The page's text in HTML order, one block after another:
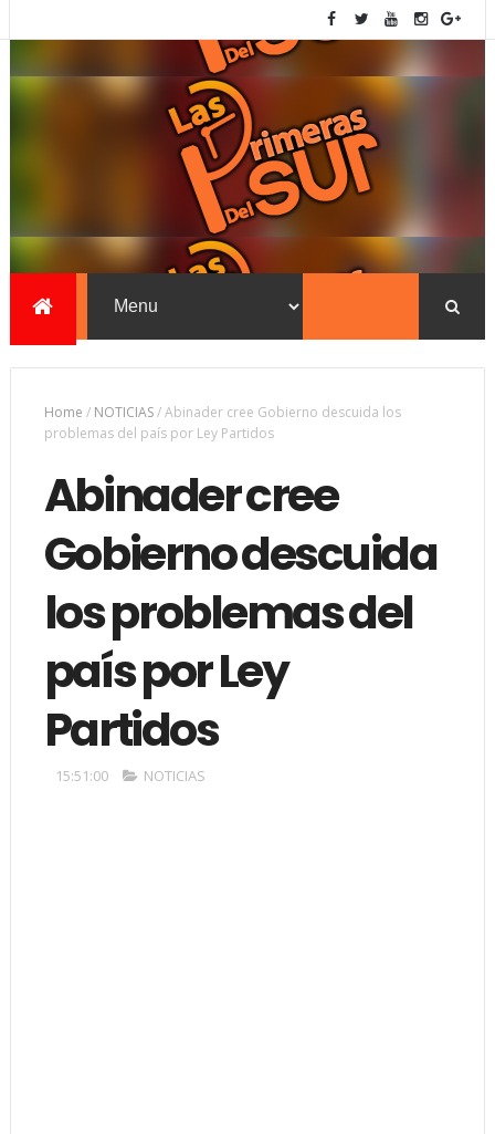
Home / NOTICIAS/Abinader cree Gobierno descuida los
problemas del país por Ley Partidos
Abinader cree
Gobierno descuida
los problemas del
país por Ley
Partidos
15:51:00 NOTICIAS